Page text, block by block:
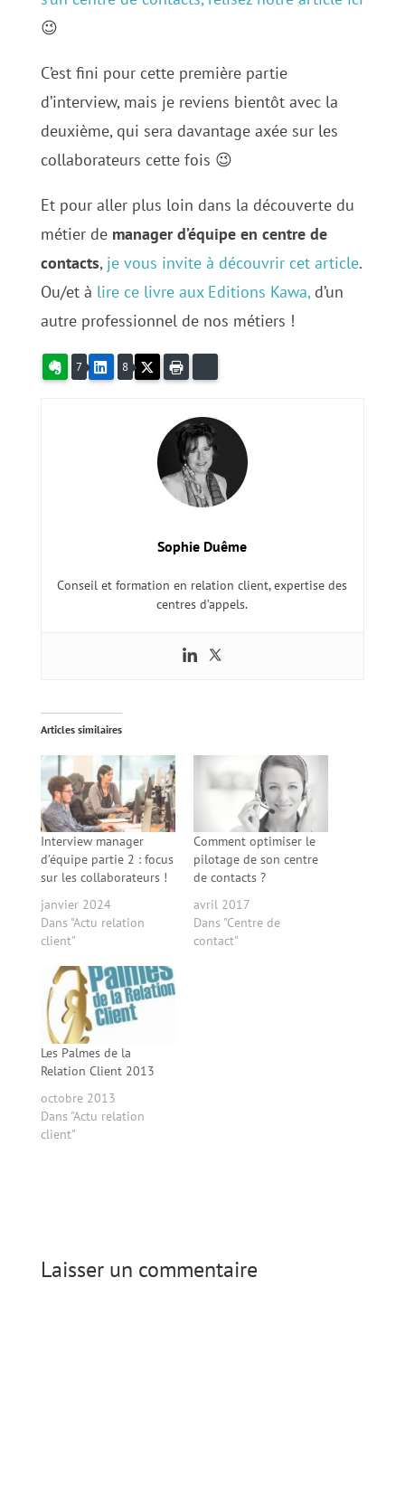
😉
C’est fini pour cette première partie
d’interview, mais je reviens bientôt avec la
deuxième, qui sera davantage axée sur les
collaborateurs cette fois 😉
Et pour aller plus loin dans la découverte du
métier de manager d’équipe en centre de
contacts, je vous invite à découvrir cet article.
Ou/et à lire ce livre aux Editions Kawa,d’un
autre professionnel de nos métiers !
Evernote
7 LinkedIn
8
Sophie Duême
Conseil et formation en relation client, expertise des
centres d’appels.
Articles similaires
Interview manager
d’équipe partie 2 : focus
sur les collaborateurs !
janvier 2024
Dans "Actu relation
client"
Comment optimiser le
pilotage de son centre
de contacts ?
avril 2017
Dans "Centre de
contact"
Les Palmes de la
Relation Client 2013
octobre 2013
Dans "Actu relation
client"
Laisser un commentaire